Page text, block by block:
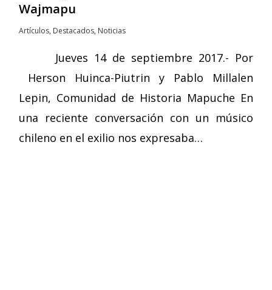
Wajmapu
Artículos, Destacados, Noticias
Jueves 14 de septiembre 2017.- Por
Herson Huinca-Piutrin y Pablo Millalen
Lepin, Comunidad de Historia Mapuche En
una reciente conversación con un músico
chileno en el exilio nos expresaba…